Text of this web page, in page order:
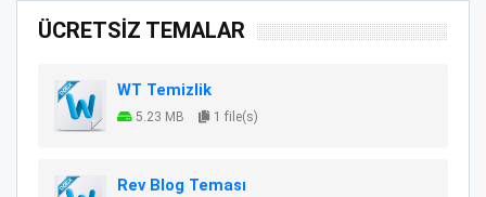
ÜCRETSİZ TEMALAR
WT Temizlik
5.23 MB 1 file(s)
Rev Blog Teması